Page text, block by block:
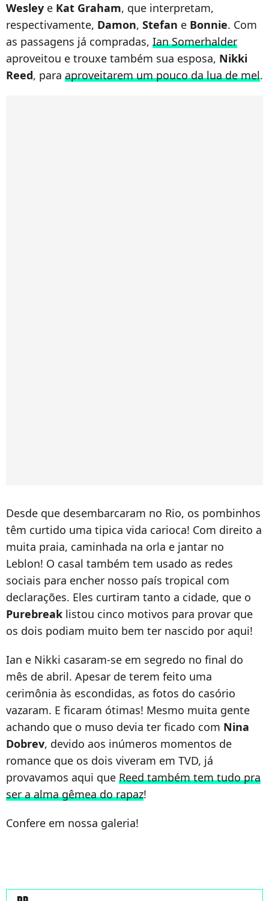
Wesley e Kat Graham, que interpretam,
respectivamente, Damon, Stefan e Bonnie. Com
as passagens já compradas, Ian Somerhalder
aproveitou e trouxe também sua esposa, Nikki
Reed, para aproveitarem um pouco da lua de mel.
Desde que desembarcaram no Rio, os pombinhos
têm curtido uma tipica vida carioca! Com direito a
muita praia, caminhada na orla e jantar no
Leblon! O casal também tem usado as redes
sociais para encher nosso país tropical com
declarações. Eles curtiram tanto a cidade, que o
Purebreak listou cinco motivos para provar que
os dois podiam muito bem ter nascido por aqui!
Ian e Nikki casaram-se em segredo no final do
mês de abril. Apesar de terem feito uma
cerimônia às escondidas, as fotos do casório
vazaram. E ficaram ótimas! Mesmo muita gente
achando que o muso devia ter ficado com Nina
Dobrev, devido aos inúmeros momentos de
romance que os dois viveram em TVD, já
provavamos aqui que Reed também tem tudo pra
ser a alma gêmea do rapaz!
Confere em nossa galeria!